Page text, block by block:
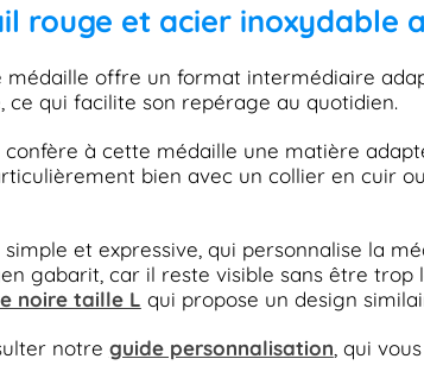
rouge et acier inoxydable
médaille offre un format intermédiaire
qui facilite son repérage au quotidien.
à cette médaille une matière
bien avec un collier en cuir
et expressive, qui personnalise la
gabarit, car il reste visible sans être trop
noire taille L qui propose un design
notre guide personnalisation, qui